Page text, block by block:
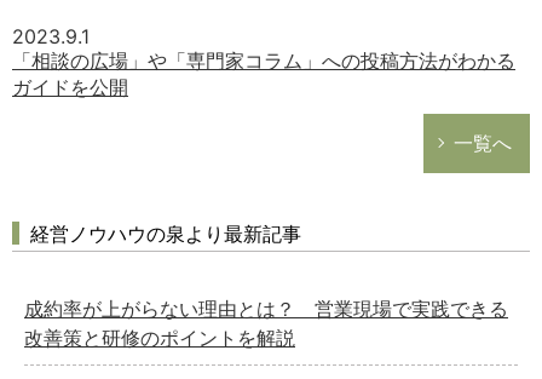
2023.9.1
「相談の広場」や「専門家コラム」への投稿方法がわかる
ガイドを公開
一覧へ
経営ノウハウの泉より最新記事
成約率が上がらない理由とは？ 営業現場で実践できる
改善策と研修のポイントを解説